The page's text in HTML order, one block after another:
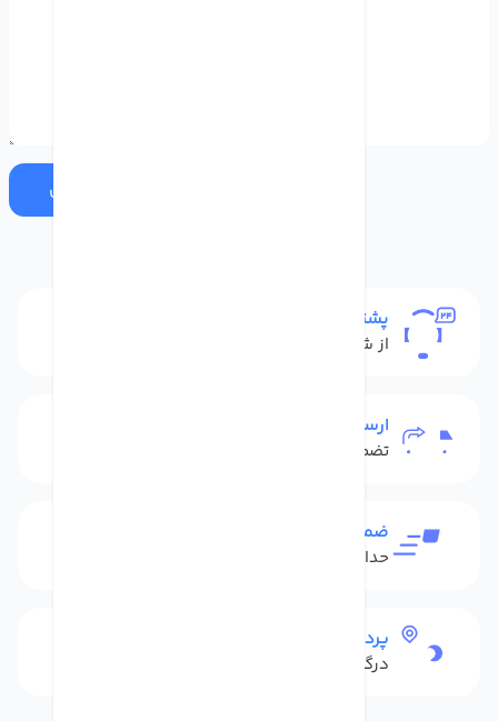
ارسال
پشتیبانی
از شنبه تا پنج شنبه
ارسال به سراسر کشور
تضمین بهترین قیمت
ضمانت بازگشت کالا
حداکثر 48 ساعت بعداز تحویل
پرداخت امن
درگاه بانکی شاپرک